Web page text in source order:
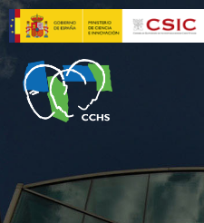
Skip
to
main
content